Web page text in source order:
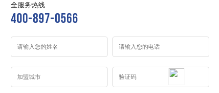
全服务热线
400-897-0566